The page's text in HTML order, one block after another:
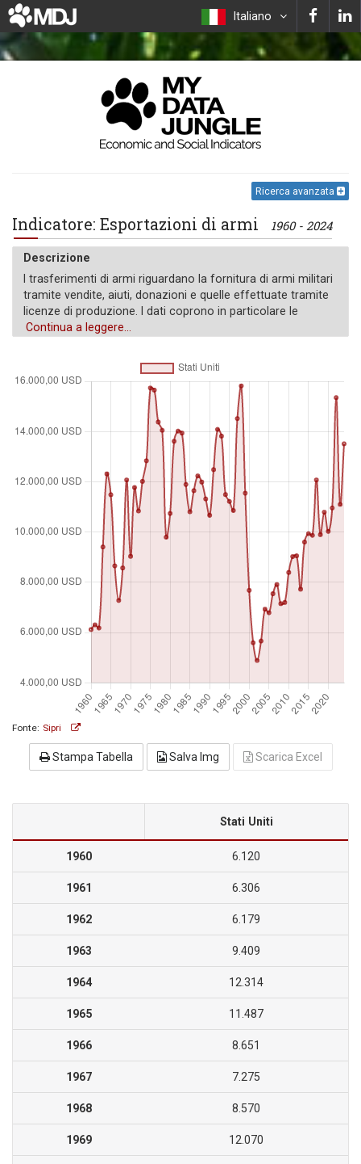
Italiano
Ricerca avanzata
Indicatore: Esportazioni di armi 1960 - 2024
Descrizione
I trasferimenti di armi riguardano la fornitura di armi militari
tramite vendite, aiuti, donazioni e quelle effettuate tramite
licenze di produzione. I dati coprono in particolare le
principali armi convenzionali come aerei, veicoli blindati,
militare. Sono esclusi i trasferimenti di altre attrezzature
come armi leggere e di piccolo calibro, camion, artiglieria
leggera, munizioni, attrezzature di supporto, trasferimenti di
tecnologia e altri servizi. Le cifre sono spresse in milioni di
dollari Usa. Uno "0" indica che il valore delle consegne è
inferiore a 0,5 milioni di dollari Usa.
Millions of $
Continua a leggere...
Fonte: Sipri
Stampa Tabella Salva Img Scarica Excel
Stati Uniti
1960 6.120
1961 6.306
1962 6.179
1963 9.409
1964 12.314
1965 11.487
1966 8.651
1967 7.275
1968 8.570
1969 12.070